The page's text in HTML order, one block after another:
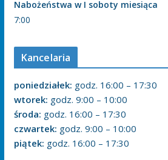
Nabożeństwa w I soboty miesiąca
7:00
Kancelaria
poniedziałek: godz. 16:00 – 17:30
wtorek: godz. 9:00 – 10:00
środa: godz. 16:00 – 17:30
czwartek: godz. 9:00 – 10:00
piątek: godz. 16:00 – 17:30